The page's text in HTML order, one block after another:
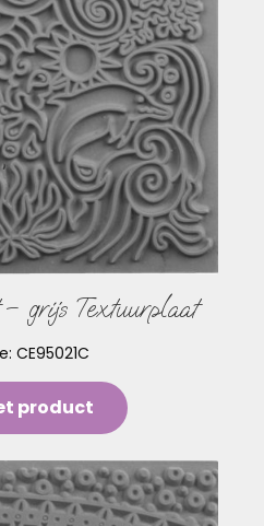
– grijs Textuurplaat
CE95021C
product